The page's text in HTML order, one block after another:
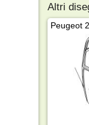
Altri
Peugeot